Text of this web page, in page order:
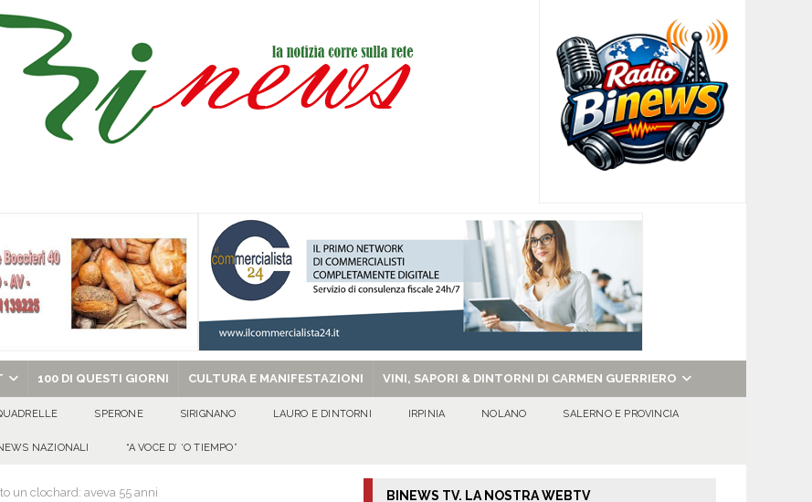
libro e cedole librarie, al via le domande Scuole ancora protagoniste, anche
alla Scafatese a titolo definitivo ATTUALITA'
del 10 agosto di Anna Tatangelo in occasione dei festeggiamenti
dal 1948: da Saverio ai figli Francesco e Giuseppe, la storia continua
celebra il Martirio di san Giovanni Battista e santa Sabina
100 DI QUESTI GIORNI CULTURA E MANIFESTAZIONI VINI, SAPORI & DINTORNI DI CARMEN GUERRIERO
SPERONE SIRIGNANO LAURO E DINTORNI IRPINIA NOLANO SALERNO E PROVINCIA
NAZIONALI “A VOCE D’ ‘O TIEMPO”
un clochard: aveva 55 anni BINEWS TV. LA NOSTRA WEBTV